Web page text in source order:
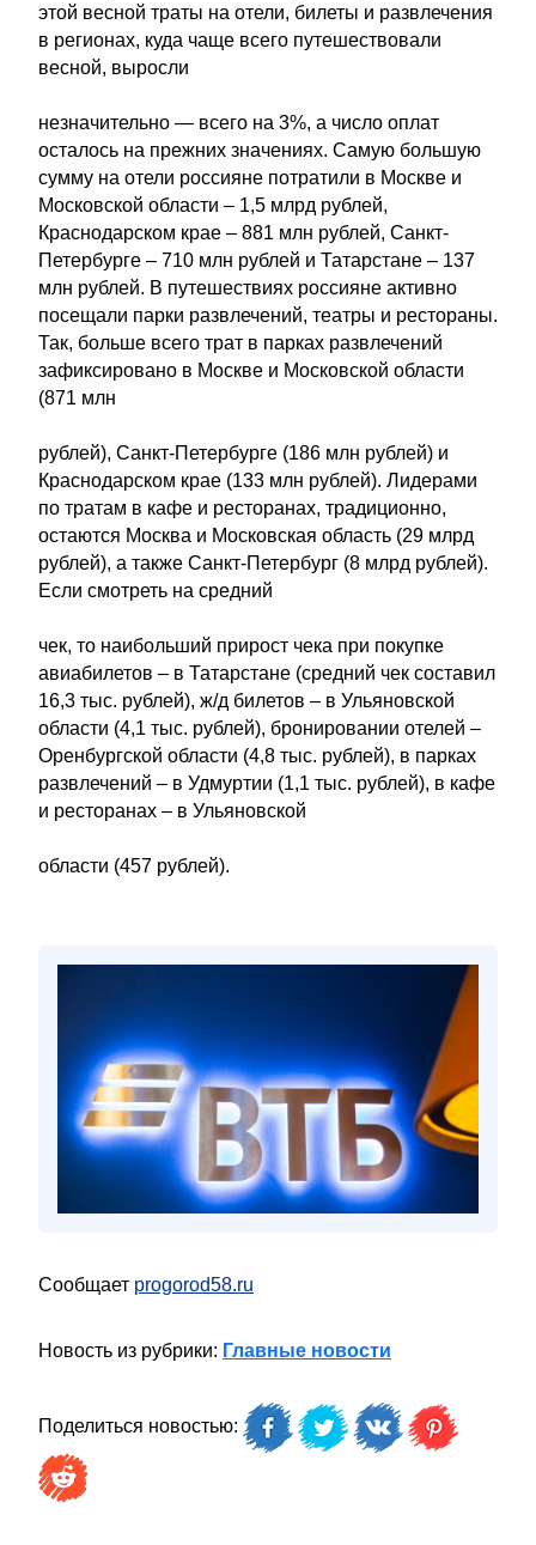
этой весной траты на отели, билеты и развлечения
в регионах, куда чаще всего путешествовали
весной, выросли
незначительно — всего на 3%, а число оплат
осталось на прежних значениях. Самую большую
сумму на отели россияне потратили в Москве и
Московской области – 1,5 млрд рублей,
Краснодарском крае – 881 млн рублей, Санкт-
Петербурге – 710 млн рублей и Татарстане – 137
млн рублей. В путешествиях россияне активно
посещали парки развлечений, театры и рестораны.
Так, больше всего трат в парках развлечений
зафиксировано в Москве и Московской области
(871 млн
рублей), Санкт-Петербурге (186 млн рублей) и
Краснодарском крае (133 млн рублей). Лидерами
по тратам в кафе и ресторанах, традиционно,
остаются Москва и Московская область (29 млрд
рублей), а также Санкт-Петербург (8 млрд рублей).
Если смотреть на средний
чек, то наибольший прирост чека при покупке
авиабилетов – в Татарстане (средний чек составил
16,3 тыс. рублей), ж/д билетов – в Ульяновской
области (4,1 тыс. рублей), бронировании отелей –
Оренбургской области (4,8 тыс. рублей), в парках
развлечений – в Удмуртии (1,1 тыс. рублей), в кафе
и ресторанах – в Ульяновской
области (457 рублей).
Сообщает progorod58.ru
Новость из рубрики: Главные новости
Поделиться новостью: